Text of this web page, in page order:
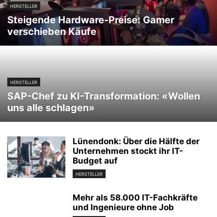
HERSTELLER
Steigende Hardware-Preise: Gamer
verschieben Käufe
HERSTELLER
SAP-Chef zu KI-Transformation: «Wollen
uns alle schlagen»
Lünendonk: Über die Hälfte der
Unternehmen stockt ihr IT-
Budget auf
HERSTELLER
Mehr als 58.000 IT-Fachkräfte
und Ingenieure ohne Job